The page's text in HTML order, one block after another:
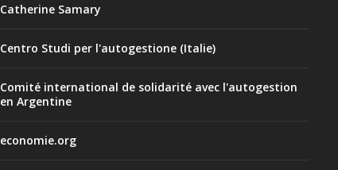
Catherine Samary
Centro Studi per l'autogestione (Italie)
Comité international de solidarité avec l'autogestion
en Argentine
economie.org